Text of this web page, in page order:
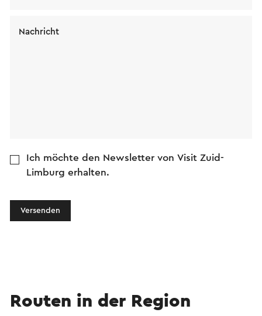
Nachricht
Ich möchte den Newsletter von Visit Zuid-
Limburg erhalten.
Versenden
Routen in der Region